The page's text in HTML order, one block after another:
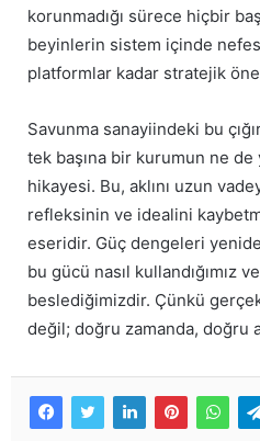
korunmadığı sürece hiçbir
beyinlerin sistem içinde
platformlar kadar stratejik
Savunma sanayiindeki bu
tek başına bir kurumun ne de
hikayesi. Bu, aklını uzun
refleksinin ve idealini
eseridir. Güç dengeleri
bu gücü nasıl kullandığımız
beslediğimizdir. Çünkü
değil; doğru zamanda, doğru